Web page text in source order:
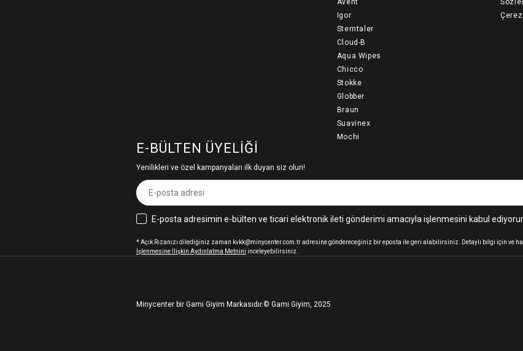
Igor
Sterntaler
Cloud-B
Aqua Wipes
Chicco
Stokke
Globber
Braun
Suavinex
Mochi
Çerez
E-BÜLTEN ÜYELIĞI
Yenilikleri ve özel kampanyaları ilk duyan siz olun!
E-posta adresimin e-bülten ve ticari elektronik ileti gönderimi amacıyla işlenmesini kabul
* Açık Rızanızı dilediğiniz zaman kvkk@minycenter.com.tr adresine göndereceğiniz bir eposta ile geri alabilirsiniz. Detaylı bilgi için ve
İşlenmesine İlişkin Aydınlatma Metnini inceleyebilirsiniz.
Minycenter bir Gami Giyim Markasıdır. © Gami Giyim, 2025